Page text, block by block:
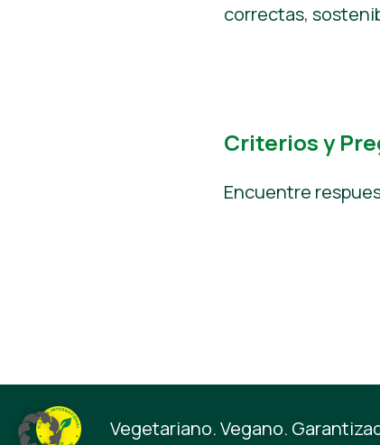
correctas,
Criterios y
Encuentre
Vegetariano. Vegano.